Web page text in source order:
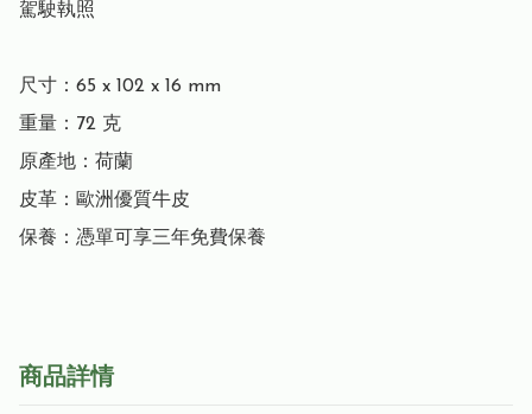
駕駛執照
尺寸：65 x 102 x 16 mm
重量：72 克
原產地：荷蘭
皮革：歐洲優質牛皮
保養：憑單可享三年免費保養
商品詳情